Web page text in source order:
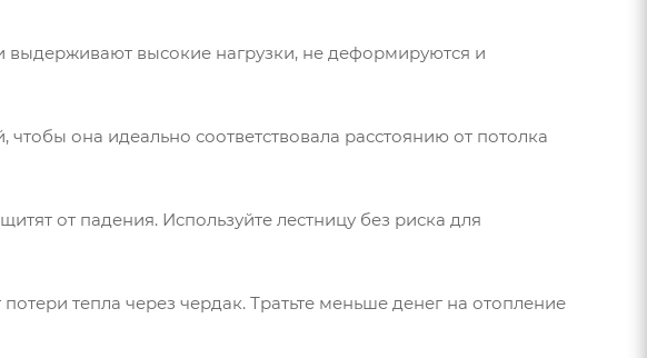
высокие нагрузки, не деформируются и
она идеально соответствовала расстоянию от потолка
от падения. Используйте лестницу без риска для
тепла через чердак. Тратьте меньше денег на отопление